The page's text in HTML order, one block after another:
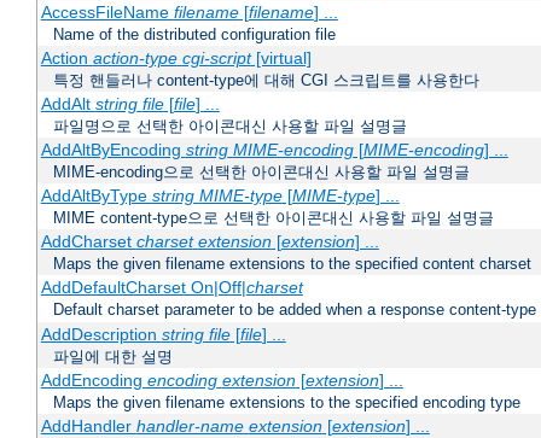
AccessFileName filename[filename] ...
Name of the distributed configuration file
Action action-type cgi-script[virtual]
특정 핸들러나 content-type에 대해 CGI 스크립트를 사용한다
AddAlt string file[file] ...
파일명으로 선택한 아이콘대신 사용할 파일 설명글
AddAltByEncoding string MIME-encoding[MIME-encoding] ...
MIME-encoding으로 선택한 아이콘대신 사용할 파일 설명글
AddAltByType string MIME-type[MIME-type] ...
MIME content-type으로 선택한 아이콘대신 사용할 파일 설명글
AddCharset charset extension[extension] ...
Maps the given filename extensions to the specified content charset
AddDefaultCharset On|Off|charset
Default charset parameter to be added when a response content-
AddDescription string file[file] ...
파일에 대한 설명
AddEncoding encoding extension[extension] ...
Maps the given filename extensions to the specified encoding type
AddHandler handler-name extension[extension] ...